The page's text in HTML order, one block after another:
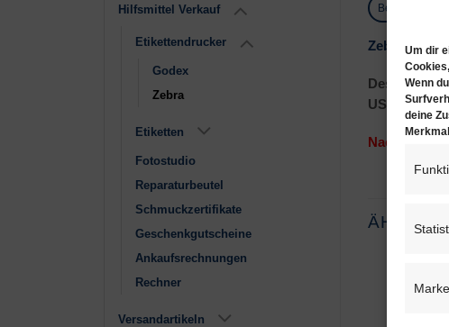
Um dir
Wenn
deine
Hilfsmittel Verkauf
Etikettendrucker
Godex
Zebra
Etiketten
Fotostudio
Reparaturbeutel
Schmuckzertifikate
Geschenkgutscheine
Ankaufsrechnungen
Rechner
Versandartikeln
Beschreibung
Zebra
USB,